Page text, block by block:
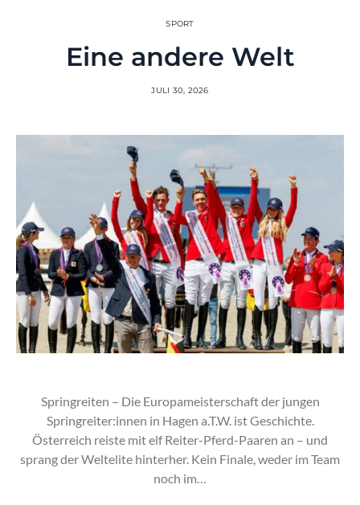
SPORT
Eine andere Welt
JULI 30, 2026
Springreiten – Die Europameisterschaft der jungen
Springreiter:innen in Hagen a.T.W. ist Geschichte.
Österreich reiste mit elf Reiter-Pferd-Paaren an – und
sprang der Weltelite hinterher. Kein Finale, weder im Team
noch im…